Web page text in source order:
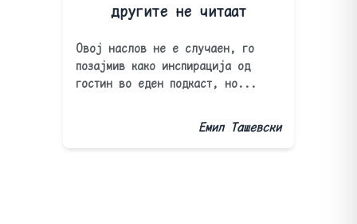
другите не читаат
Овој наслов не е случаен, го
позајмив како инспирација од
гостин во еден подкаст, но...
Емил Ташевски